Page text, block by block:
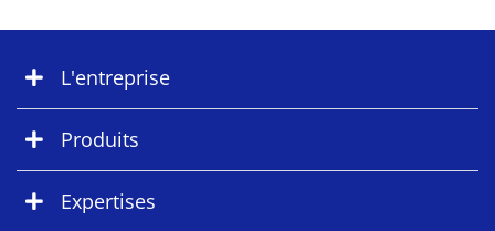
L'entreprise
Produits
Expertises